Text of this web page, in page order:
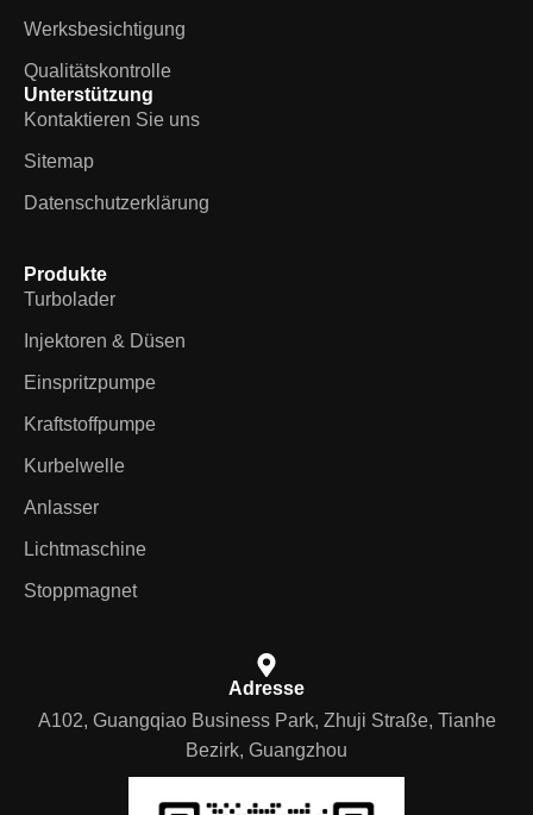
Werksbesichtigung
Qualitätskontrolle
Unterstützung
Kontaktieren Sie uns
Sitemap
Datenschutzerklärung
Produkte
Turbolader
Injektoren & Düsen
Einspritzpumpe
Kraftstoffpumpe
Kurbelwelle
Anlasser
Lichtmaschine
Stoppmagnet
Adresse
A102, Guangqiao Business Park, Zhuji Straße, Tianhe
Bezirk, Guangzhou